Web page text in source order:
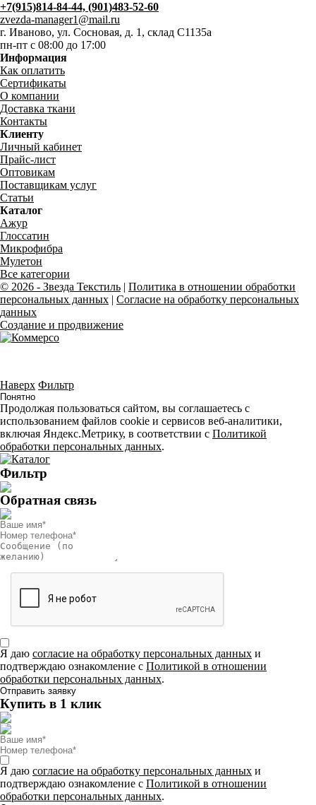
+7(915)814-84-44, (901)483-52-60
zvezda-manager1@mail.ru
г. Иваново, ул. Сосновая, д. 1, склад С1135а
пн-пт с 08:00 до 17:00
Информация
Как оплатить
Сертификаты
О компании
Доставка ткани
Контакты
Клиенту
Личный кабинет
Прайс-лист
Оптовикам
Поставщикам услуг
Статьи
Каталог
Ажур
Глоссатин
Микрофибра
Мулетон
Все категории
© 2026 - Звезда Текстиль | Политика в отношении обработки
персональных данных | Согласие на обработку персональных
данных
Создание и продвижение
Наверх Фильтр
Понятно
Продолжая пользоваться сайтом, вы соглашаетесь с
использованием файлов cookie и сервисов веб-аналитики,
включая Яндекс.Метрику, в соответствии с Политикой
обработки персональных данных.
Фильтр
Обратная связь
Я даю согласие на обработку персональных данных и
подтверждаю ознакомление с Политикой в отношении
обработки персональных данных.
Купить в 1 клик
Я даю согласие на обработку персональных данных и
подтверждаю ознакомление с Политикой в отношении
обработки персональных данных.